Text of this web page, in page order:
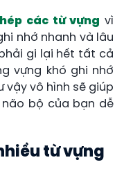
các từ vựng vì
nhớ nhanh và lâu
gi lại hết tất cả
vựng khó ghi nhớ
vậy vô hình sẽ giúp
bộ của bạn dễ
từ vựng